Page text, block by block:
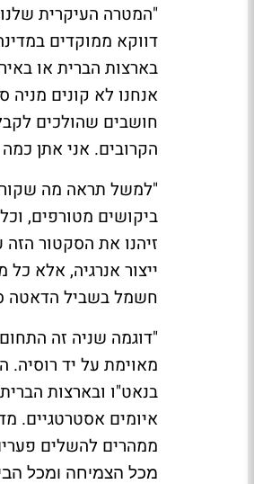
"המטרה העיקרית
דווקא ממוקדים
בארצות הברית או
אנחנו לא קונים
חושבים שהולכים
הקרובים. אני אתן
"למשל תראה מה
ביקושים מטורפים,
זיהנו את הסקטור
ייצור אנרגיה, אלא
חשמל בשביל הדאטה
"דוגמה שניה זה
מאוימת על יד רוסיה.
בנאט"ו ובארצות
איומים אסטרטגיים.
ממהרים להשלים
מכל הצמיחה ומכל